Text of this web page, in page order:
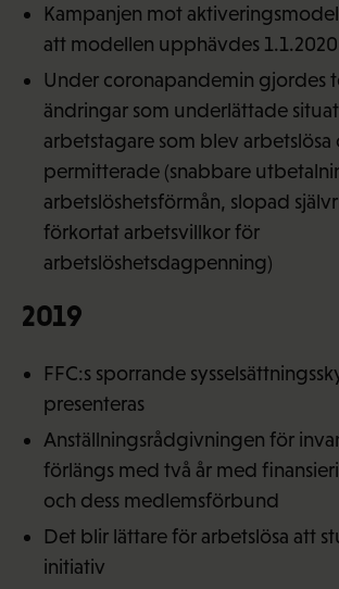
Kampanjen mot
att modellen upphävdes
Under coronapandemin gjordes
ändringar som underlättade
arbetstagare som blev arbetslösa
permitterade (snabbare
arbetslöshetsförmån, slopad
förkortat arbetsvillkor för
arbetslöshetsdagpenning)
2019
FFC:s sporrande
presenteras
Anställningsrådgivningen för
förlängs med två år med
och dess medlemsförbund
Det blir lättare för arbetslösa att
initiativ